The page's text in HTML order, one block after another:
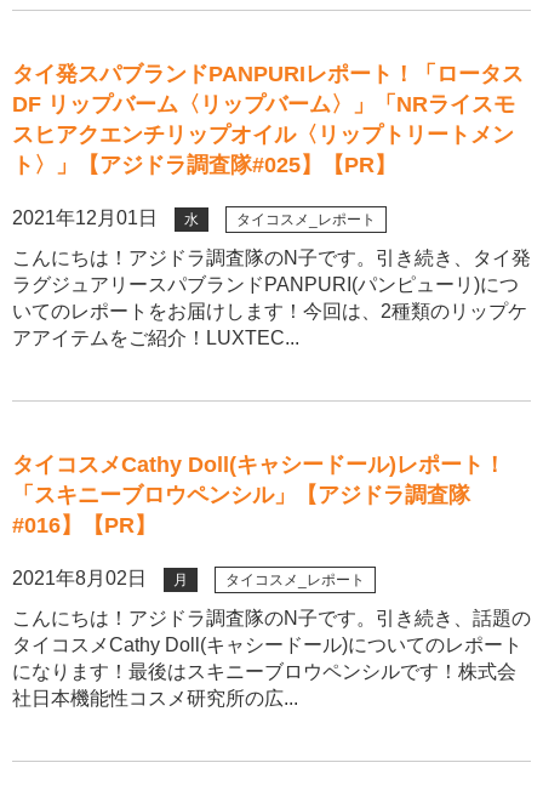
タイ発スパブランドPANPURIレポート！「ロータス
DF リップバーム〈リップバーム〉」「NRライスモ
スヒアクエンチリップオイル〈リップトリートメン
ト〉」【アジドラ調査隊#025】【PR】
2021年12月01日 水 タイコスメ_レポート
こんにちは！アジドラ調査隊のN子です。引き続き、タイ発
ラグジュアリースパブランドPANPURI(パンピューリ)につ
いてのレポートをお届けします！今回は、2種類のリップケ
アアイテムをご紹介！LUXTEC...
タイコスメCathy Doll(キャシードール)レポート！
「スキニーブロウペンシル」【アジドラ調査隊
#016】【PR】
2021年8月02日 月 タイコスメ_レポート
こんにちは！アジドラ調査隊のN子です。引き続き、話題の
タイコスメCathy Doll(キャシードール)についてのレポート
になります！最後はスキニーブロウペンシルです！株式会
社日本機能性コスメ研究所の広...